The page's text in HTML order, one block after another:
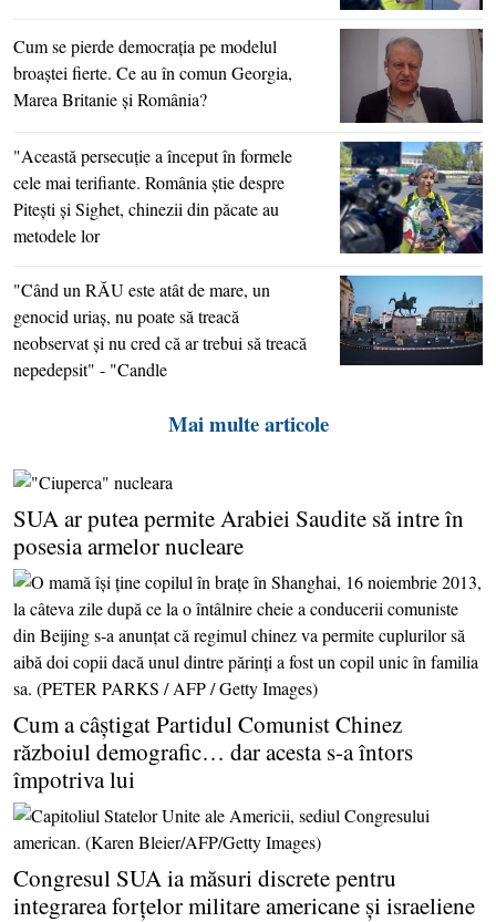
Cum se pierde democraţia pe modelul
broaştei fierte. Ce au în comun Georgia,
Marea Britanie şi România?
"Această persecuţie a început în formele
cele mai terifiante. România ştie despre
Piteşti şi Sighet, chinezii din păcate au
metodele lor
"Când un RĂU este atât de mare, un
genocid uriaş, nu poate să treacă
neobservat şi nu cred că ar trebui să treacă
nepedepsit" - "Candle
Mai multe articole
SUA ar putea permite Arabiei Saudite să intre în
posesia armelor nucleare
Cum a câştigat Partidul Comunist Chinez
războiul demografic… dar acesta s-a întors
împotriva lui
Congresul SUA ia măsuri discrete pentru
integrarea forţelor militare americane şi israeliene